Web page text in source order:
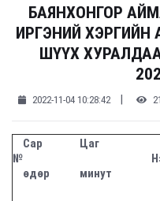
БАЯНХОНГОР
ИРГЭНИЙ
ШҮҮХ
2022-11-04 10:28:42|
№
Сар
өдөр
Цаг
минут